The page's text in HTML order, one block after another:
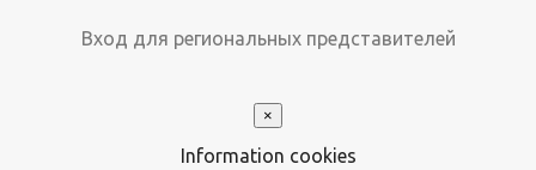
Вход для региональных представителей
×
Information cookies